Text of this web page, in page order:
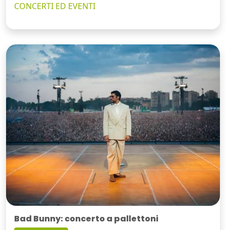
CONCERTI ED EVENTI
Bad Bunny: concerto a pallettoni